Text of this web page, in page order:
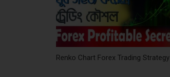
Renko Chart Forex Trading Strategy